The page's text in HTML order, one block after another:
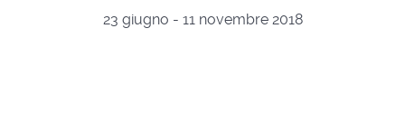
23 giugno - 11 novembre 2018